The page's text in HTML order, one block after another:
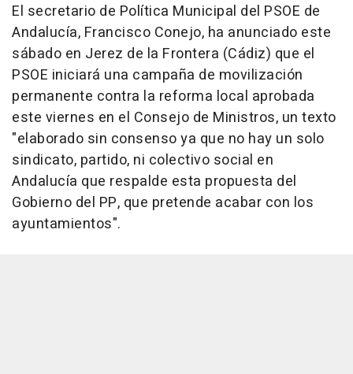
El secretario de Política Municipal del PSOE de
Andalucía, Francisco Conejo, ha anunciado este
sábado en Jerez de la Frontera (Cádiz) que el
PSOE iniciará una campaña de movilización
permanente contra la reforma local aprobada
este viernes en el Consejo de Ministros, un texto
"elaborado sin consenso ya que no hay un solo
sindicato, partido, ni colectivo social en
Andalucía que respalde esta propuesta del
Gobierno del PP, que pretende acabar con los
ayuntamientos".